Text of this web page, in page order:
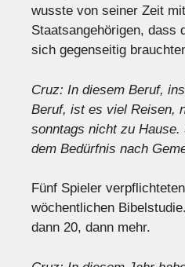
wusste von seiner Zeit
Staatsangehörigen, dass
sich gegenseitig
Cruz: In diesem Beruf,
Beruf, ist es viel Reisen,
sonntags nicht zu
dem Bedürfnis nach
Fünf Spieler
wöchentlichen
dann 20, dann mehr.